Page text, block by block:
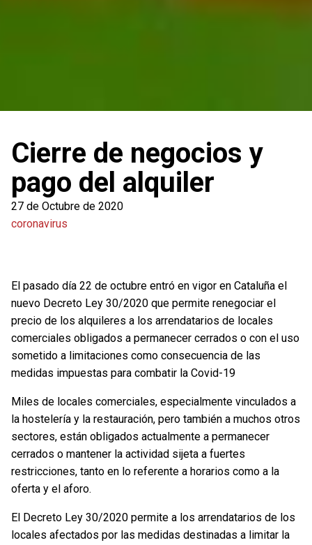
Cierre de negocios y
pago del alquiler
27 de Octubre de 2020
coronavirus
El pasado día 22 de octubre entró en vigor en Cataluña el
nuevo Decreto Ley 30/2020 que permite renegociar el
precio de los alquileres a los arrendatarios de locales
comerciales obligados a permanecer cerrados o con el uso
sometido a limitaciones como consecuencia de las
medidas impuestas para combatir la Covid-19
Miles de locales comerciales, especialmente vinculados a
la hostelería y la restauración, pero también a muchos otros
sectores, están obligados actualmente a permanecer
cerrados o mantener la actividad sijeta a fuertes
restricciones, tanto en lo referente a horarios como a la
oferta y el aforo.
El Decreto Ley 30/2020 permite a los arrendatarios de los
locales afectados por las medidas destinadas a limitar la